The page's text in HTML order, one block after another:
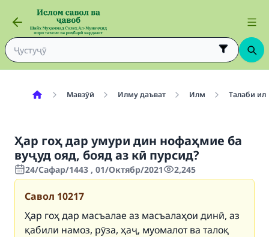
Мавзӯӣ Илму даъват Илм Талаби
Ҳар гоҳ дар умури дин нофаҳмие ба
вуҷуд ояд, бояд аз кӣ пурсид?
24/Сафар/1443 , 01/Октябр/2021 2,245
Савол 10217
Ҳар гоҳ дар масъалае аз масъалаҳои динӣ, аз
қабили намоз, рӯза, ҳаҷ, муомалот ва талоқ